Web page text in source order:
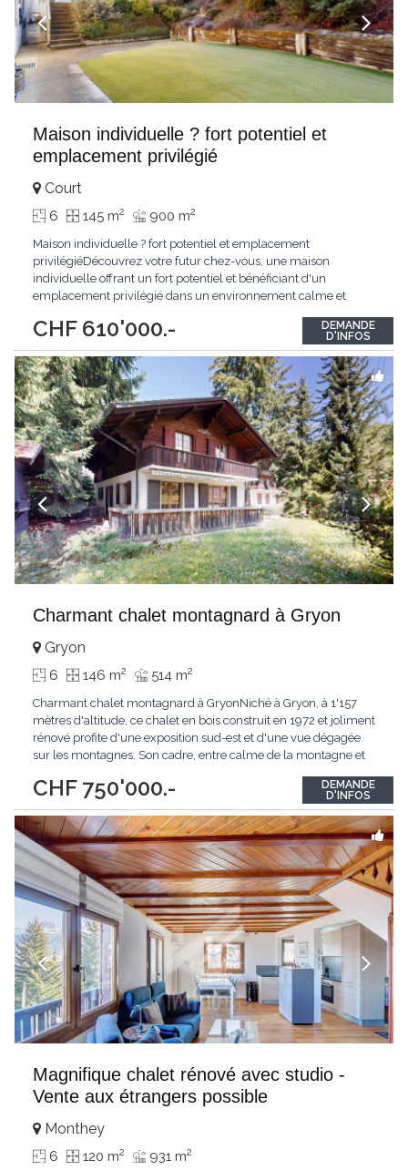
Maison individuelle ? fort potentiel et
emplacement privilégié
CHF 610'000.-
Court
6 145 m2 900 m2
Maison individuelle ? fort potentiel et emplacement
privilégiéDécouvrez votre futur chez-vous, une maison
individuelle offrant un fort potentiel et bénéficiant d'un
emplacement privilégié dans un environnement calme et
cadre de vie paisible et agréable.Implantée sur une belle
parcelle, la maison est entourée d'un grand...
DEMANDE
D'INFOS
Charmant chalet montagnard à Gryon
CHF 750'000.-
Gryon
6 146 m2 514 m2
Charmant chalet montagnard à GryonNiché à Gryon, à 1'157
mètres d'altitude, ce chalet en bois construit en 1972 et joliment
rénové profite d'une exposition sud-est et d'une vue dégagée
sur les montagnes. Son cadre, entre calme de la montagne et
pour une résidence principale que secondaire. Au rez-de-
chaussée, l'espace de...
DEMANDE
D'INFOS
Magnifique chalet rénové avec studio -
Vente aux étrangers possible
Monthey
6 120 m2 931 m2